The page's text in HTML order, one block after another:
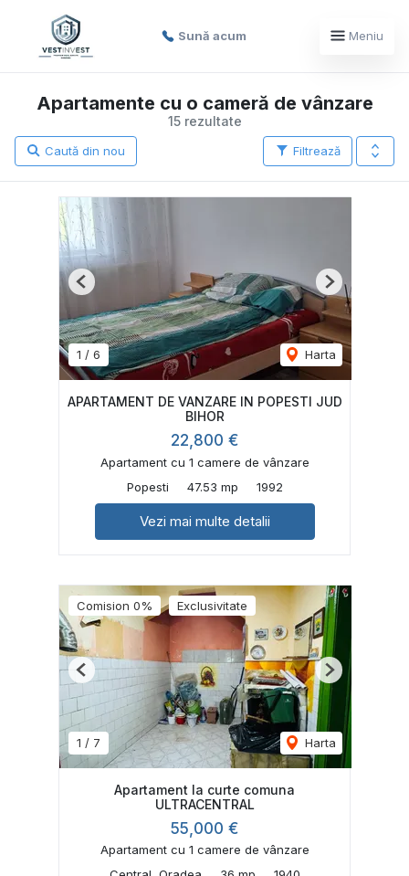
Sună acum Meniu
15 rezultate
Apartamente cu o cameră de vânzare
Filtrează
Caută din nou
1 / 6 Harta
Previous Next
APARTAMENT DE VANZARE IN POPESTI JUD
BIHOR
22,800 €
Apartament cu 1 camere de vânzare
Popesti
47.53 mp 1992
Vezi mai multe detalii
Comision 0% Exclusivitate
1 / 7 Harta
Previous Next
Apartament la curte comuna
ULTRACENTRAL
55,000 €
Apartament cu 1 camere de vânzare